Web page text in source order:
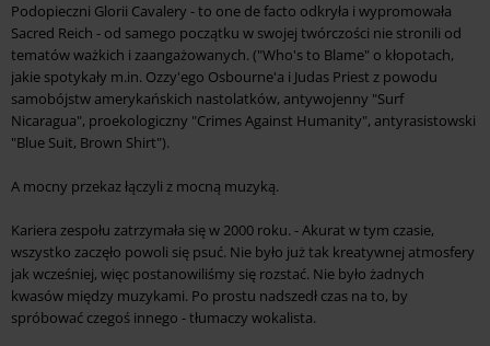
Podopieczni Glorii Cavalery - to one de facto odkryła i wypromowała
Sacred Reich - od samego początku w swojej twórczości nie stronili od
tematów ważkich i zaangażowanych. ("Who's to Blame" o kłopotach,
jakie spotykały m.in. Ozzy'ego Osbourne'a i Judas Priest z powodu
samobójstw amerykańskich nastolatków, antywojenny "Surf
Nicaragua", proekologiczny "Crimes Against Humanity", antyrasistowski
"Blue Suit, Brown Shirt").
A mocny przekaz łączyli z mocną muzyką.
Kariera zespołu zatrzymała się w 2000 roku. - Akurat w tym czasie,
wszystko zaczęło powoli się psuć. Nie było już tak kreatywnej atmosfery
jak wcześniej, więc postanowiliśmy się rozstać. Nie było żadnych
kwasów między muzykami. Po prostu nadszedł czas na to, by
spróbować czegoś innego - tłumaczy wokalista.